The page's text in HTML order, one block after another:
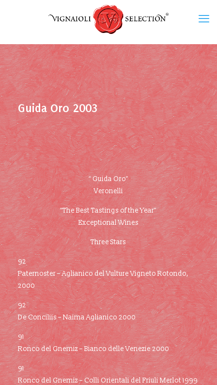
Guida Oro 2003
“ Guida Oro”
Veronelli
“The Best Tastings of the Year”
Exceptional Wines
Three Stars
92
Paternoster – Aglianico del Vulture Vigneto Rotondo,
2000
92
De Conciliis – Naima Aglianico 2000
91
Ronco del Gnemiz – Bianco delle Venezie 2000
91
Ronco del Gnemiz – Colli Orientali del Friuli Merlot 1999